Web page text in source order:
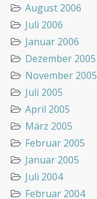
August 2006
Juli 2006
Januar 2006
Dezember 2005
November 2005
Juli 2005
April 2005
März 2005
Februar 2005
Januar 2005
Juli 2004
Februar 2004